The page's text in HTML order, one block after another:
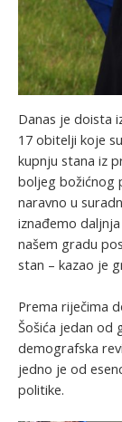
Danas je doista
17 obitelji koje
kupnju stana iz
boljeg božićnog
naravno u
iznađemo
našem gradu
stan – kazao je
Prema riječima
Šošića jedan od
demografska
jedno je od
politike.